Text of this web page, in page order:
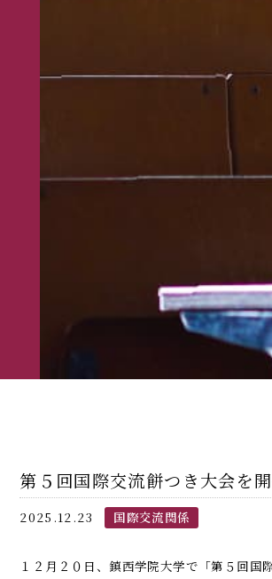
第５回国際交流餅つき大会を
2025.12.23 国際交流関係
１２月２０日、鎮西学院大学で「第５回国